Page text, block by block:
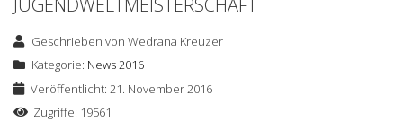
Geschrieben vonWedrana Kreuzer
Kategorie: News 2016
Veröffentlicht: 21. November 2016
Zugriffe: 19561